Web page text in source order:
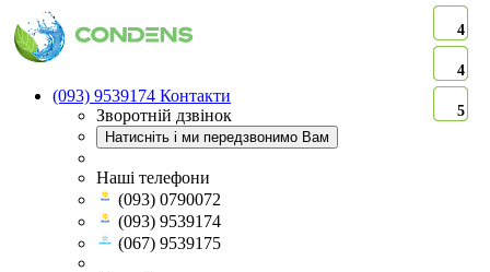
(093) 9539174 Контакти
Зворотній дзвінок
Натисніть і ми передзвонимо Вам
Наші телефони
(093) 0790072
(093) 9539174
(067) 9539175
4
4
5
4
4
5
4
4
5
4
4
5
4
4
5